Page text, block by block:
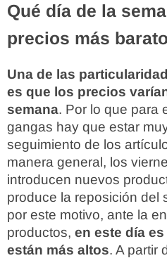
Qué día de la
precios más
Una de las
es que los precios
semana. Por lo que para
gangas hay que estar
seguimiento de los
manera general, los
introducen nuevos
produce la reposición del
por este motivo, ante la
productos, en este día
están más altos. A partir